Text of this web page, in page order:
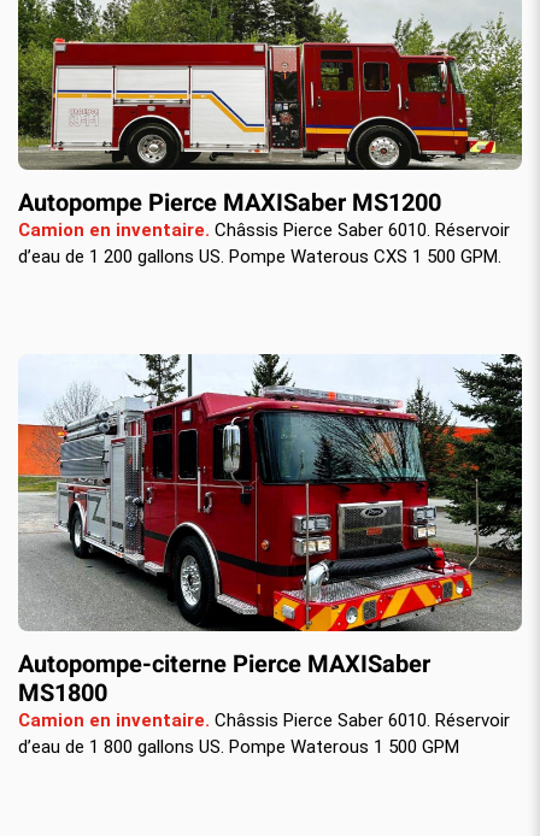
Autopompe Pierce MAXISaber MS1200
Camion en inventaire. Châssis Pierce Saber 6010. Réservoir
d’eau de 1 200 gallons US. Pompe Waterous CXS 1 500 GPM.
Autopompe-citerne Pierce MAXISaber
MS1800
Camion en inventaire. Châssis Pierce Saber 6010. Réservoir
d’eau de 1 800 gallons US. Pompe Waterous 1 500 GPM